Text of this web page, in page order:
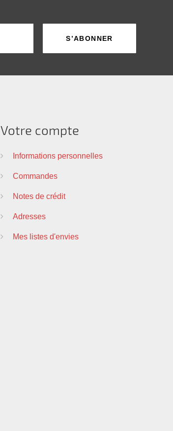
Votre compte
Informations personnelles
Commandes
Notes de crédit
Adresses
Mes listes d'envies